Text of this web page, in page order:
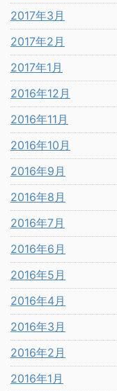
2017年3月
2017年2月
2017年1月
2016年12月
2016年11月
2016年10月
2016年9月
2016年8月
2016年7月
2016年6月
2016年5月
2016年4月
2016年3月
2016年2月
2016年1月